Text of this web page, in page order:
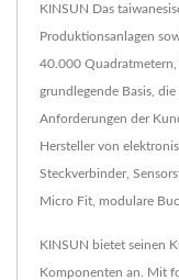
KINSUN Das
Produktionsanlagen
40.000
grundlegende Basis,
Anforderungen der
Hersteller von
Steckverbinder,
Micro Fit, modulare
KINSUN bietet seinen
Komponenten an. Mit